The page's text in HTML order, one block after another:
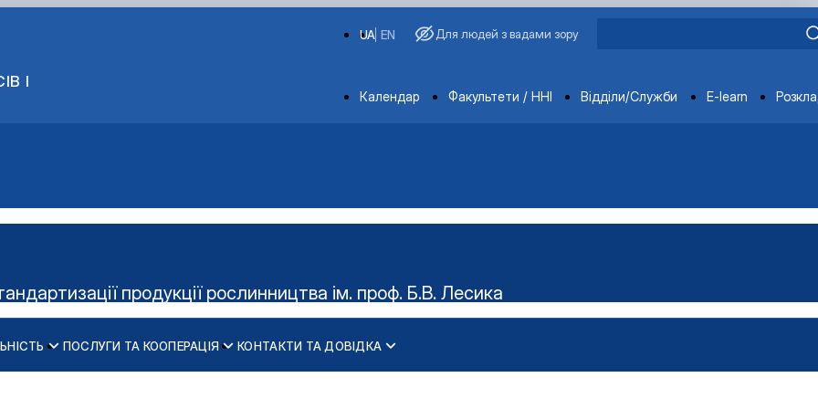
І
EN
UA Для людей з вадами зору
Departments
Календар Факультети / ННІ Відділи/Служби E-learn
продукції рослинництва ім. проф. Б.В. Лесика
Керівництво гуртка
ПОСЛУГИ ТА КООПЕРАЦІЯ КОНТАКТИ ТА ДОВІДКА